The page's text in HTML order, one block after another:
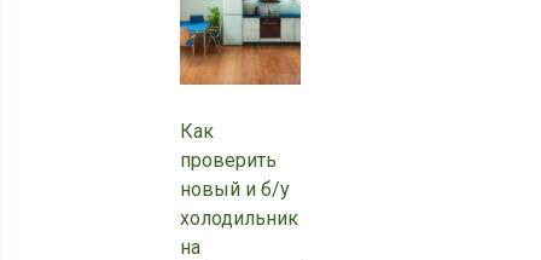
Как
проверить
новый и б/у
холодильник
на